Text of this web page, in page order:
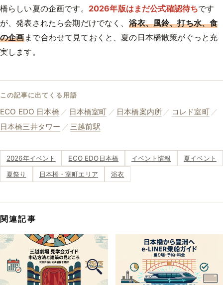
橋らしい夏の企画です。 2026年版はまだ公式確認待ちです
が、発表されたら会期だけでなく、 浴衣、風鈴、打ち水、食
の企画まで合わせて見ておくと、夏の日本橋散策がぐっと充
実します。
この記事に出てくる用語
ECO EDO 日本橋 ／ 日本橋室町 ／ 日本橋案内所 ／ コレド室町 ／
日本橋三井タワー ／ 三越前駅
2026年イベント ECO EDO日本橋 イベント情報
夏イベント
夏祭り
日本橋・室町エリア 浴衣
関連記事